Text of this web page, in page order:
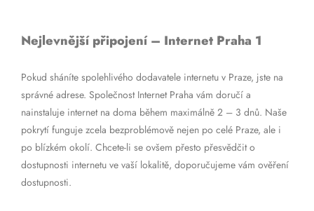
Nejlevnější připojení – Internet Praha 1
Pokud sháníte spolehlivého dodavatele internetu v Praze, jste na
správné adrese. Společnost Internet Praha vám doručí a
nainstaluje internet na doma během maximálně 2 – 3 dnů. Naše
pokrytí funguje zcela bezproblémově nejen po celé Praze, ale i
po blízkém okolí. Chcete-li se ovšem přesto přesvědčit o
dostupnosti internetu ve vaší lokalitě, doporučujeme vám ověření
dostupnosti.